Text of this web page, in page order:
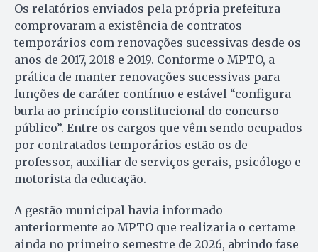
Os relatórios enviados pela própria prefeitura
comprovaram a existência de contratos
temporários com renovações sucessivas desde os
anos de 2017, 2018 e 2019. Conforme o MPTO, a
prática de manter renovações sucessivas para
funções de caráter contínuo e estável “configura
burla ao princípio constitucional do concurso
público”. Entre os cargos que vêm sendo ocupados
por contratados temporários estão os de
professor, auxiliar de serviços gerais, psicólogo e
motorista da educação.
A gestão municipal havia informado
anteriormente ao MPTO que realizaria o certame
ainda no primeiro semestre de 2026, abrindo fase